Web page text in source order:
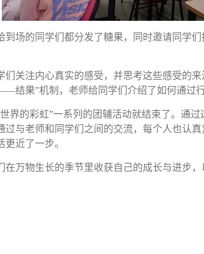
到场的同学们都分发了糖果，同时邀请同学
们关注内心真实的感受，并思考这些感受的
”机制，老师给同学们介绍了如何通过行
的彩虹”一系列的团辅活动就结束了。通
过与老师和同学们之间的交流，每个人也认
近了一步。
万物生长的季节里收获自己的成长与进步，